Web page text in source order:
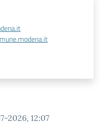
2026, 12:07